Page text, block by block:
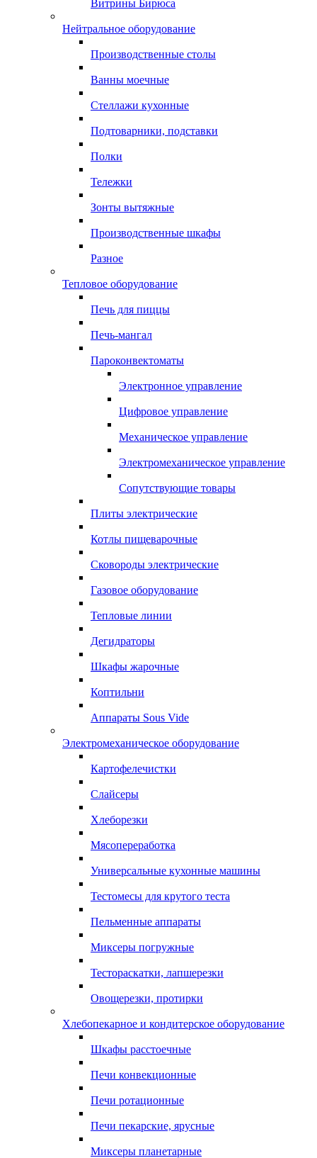
Витрины Бирюса
Нейтральное оборудование
Производственные столы
Ванны моечные
Стеллажи кухонные
Подтоварники, подставки
Полки
Тележки
Зонты вытяжные
Производственные шкафы
Разное
Тепловое оборудование
Печь для пиццы
Печь-мангал
Пароконвектоматы
Электронное управление
Цифровое управление
Механическое управление
Электромеханическое управление
Сопутствующие товары
Плиты электрические
Котлы пищеварочные
Сковороды электрические
Газовое оборудование
Тепловые линии
Дегидраторы
Шкафы жарочные
Коптильни
Аппараты Sous Vide
Электромеханическое оборудование
Картофелечистки
Слайсеры
Хлеборезки
Мясопереработка
Универсальные кухонные машины
Тестомесы для крутого теста
Пельменные аппараты
Миксеры погружные
Тестораскатки, лапшерезки
Овощерезки, протирки
Хлебопекарное и кондитерское оборудование
Шкафы расстоечные
Печи конвекционные
Печи ротационные
Печи пекарские, ярусные
Миксеры планетарные